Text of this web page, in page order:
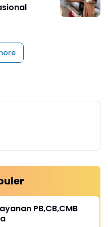
PB,CB,CMB